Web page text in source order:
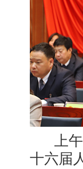
上午8
十六届